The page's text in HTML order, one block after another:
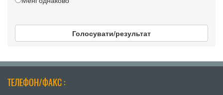
Голосувати/результат
ТЕЛЕФОН/ФАКС :